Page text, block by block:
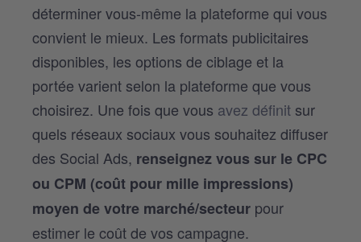
déterminer vous-même la plateforme qui vous
convient le mieux. Les formats publicitaires
disponibles, les options de ciblage et la
portée varient selon la plateforme que vous
choisirez. Une fois que vous avez définit sur
quels réseaux sociaux vous souhaitez diffuser
des Social Ads, renseignez vous sur le CPC
ou CPM (coût pour mille impressions)
moyen de votre marché/secteur pour
estimer le coût de vos campagne.